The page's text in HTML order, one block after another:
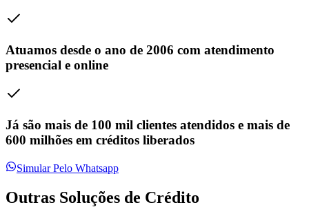
Atuamos desde o ano de 2006 com atendimento
presencial e online
Já são mais de 100 mil clientes atendidos e mais de
600 milhões em créditos liberados
Simular Pelo Whatsapp
Outras Soluções de Crédito